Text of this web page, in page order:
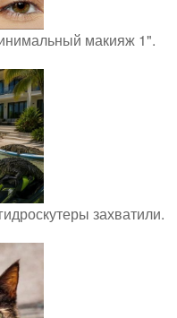
макияж 1".
захватили.